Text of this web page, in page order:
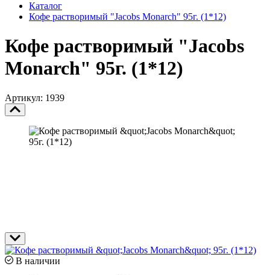
Каталог
Кофе растворимый "Jacobs Monarch" 95г. (1*12)
Кофе растворимый "Jacobs
Monarch" 95г. (1*12)
Артикул: 1939
В наличии